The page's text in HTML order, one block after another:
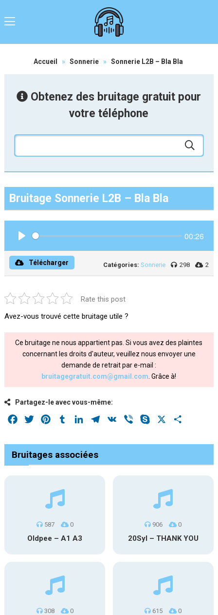
Accueil » Sonnerie » Sonnerie L2B – Bla Bla
Obtenez des bruitage gratuit pour
votre téléphone
Bruitage Sonnerie L2B – Bla Bla
00:26
Télécharger Catégories: Sonnerie 298 2
Rate this post
Avez-vous trouvé cette bruitage utile ?
Ce bruitage ne nous appartient pas. Si vous avez des plaintes
concernant les droits d'auteur, veuillez nous envoyer une
demande de retrait par e-mail :
bruitagegratuit.com@gmail.com . Grâce à!
Partagez-le avec vous-même:
Facebook
Twitter PinterestTumblrLinkedInTelegram
VK Viber Skype
Bruitages associées
587 0
Oldpee – A1 A3
906 0
20Syl – THANK YOU
308 0 615 0